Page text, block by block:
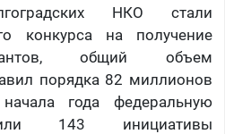
НКО стали
конкурса на получение
общий объем
порядка 82 миллионов
года федеральную
143 инициативы